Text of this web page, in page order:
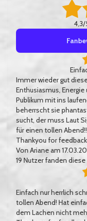
4,3/
Immer wieder gut
Enthusiasmus,
Publikum mit ins
beherrscht sie
sucht, der muss Laut
für einen tollen
Thankyou for
Von Arianeam
19 Nutzer fanden
Einfach nur herrlich
tollen Abend! Hat
dem Lachen nicht